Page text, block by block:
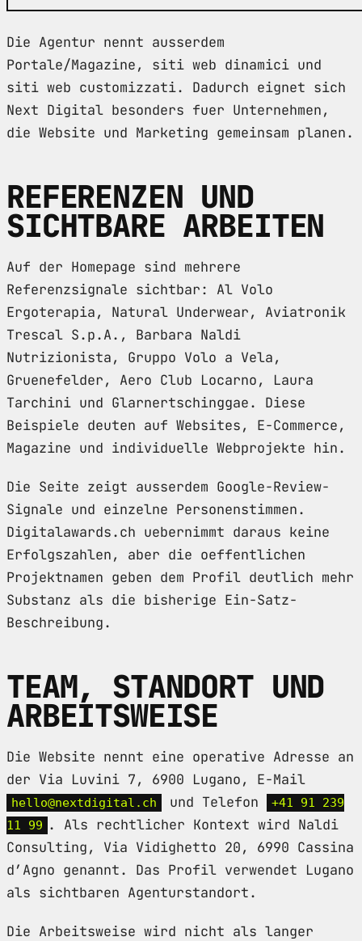
Die Agentur nennt ausserdem
Portale/Magazine, siti web dinamici und
siti web customizzati. Dadurch eignet sich
Next Digital besonders fuer Unternehmen,
die Website und Marketing gemeinsam planen.
REFERENZEN UND
SICHTBARE ARBEITEN
Auf der Homepage sind mehrere
Referenzsignale sichtbar: Al Volo
Ergoterapia, Natural Underwear, Aviatronik
Trescal S.p.A., Barbara Naldi
Nutrizionista, Gruppo Volo a Vela,
Gruenefelder, Aero Club Locarno, Laura
Tarchini und Glarnertschinggae. Diese
Beispiele deuten auf Websites, E-Commerce,
Magazine und individuelle Webprojekte hin.
Die Seite zeigt ausserdem Google-Review-
Signale und einzelne Personenstimmen.
Digitalawards.ch uebernimmt daraus keine
Erfolgszahlen, aber die oeffentlichen
Projektnamen geben dem Profil deutlich mehr
Substanz als die bisherige Ein-Satz-
Beschreibung.
TEAM, STANDORT UND
ARBEITSWEISE
Die Website nennt eine operative Adresse an
der Via Luvini 7, 6900 Lugano, E-Mail
hello@nextdigital.ch und Telefon
+41 91 239
11 99 . Als rechtlicher Kontext wird Naldi
Consulting, Via Vidighetto 20, 6990 Cassina
d’Agno genannt. Das Profil verwendet Lugano
als sichtbaren Agenturstandort.
Die Arbeitsweise wird nicht als langer